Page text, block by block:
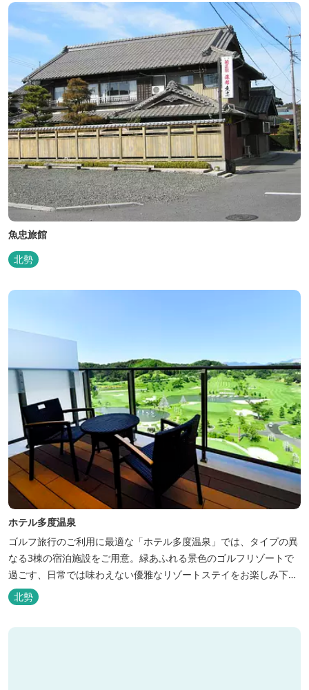
魚忠旅館
北勢
ホテル多度温泉
ゴルフ旅行のご利用に最適な「ホテル多度温泉」では、タイプの異
なる3棟の宿泊施設をご用意。緑あふれる景色のゴルフリゾートで
過ごす、日常では味わえない優雅なリゾートステイをお楽しみ下さ
い。
北勢